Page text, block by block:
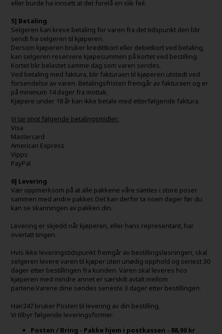
eller burde ha innsett at det forelå en slik feil.
5] Betaling
Selgeren kan kreve betaling for varen fra det tidspunkt den blir
sendt fra selgeren til kjøperen.
Dersom kjøperen bruker kredittkort eller debetkort ved betaling,
kan selgeren reservere kjøpesummen på kortet ved bestilling.
Kortet blir belastet samme dag som varen sendes.
Ved betaling med faktura, blir fakturaen til kjøperen utstedt ved
forsendelse av varen. Betalingsfristen fremgår av fakturaen og er
på minimum 14 dager fra mottak.
Kjøpere under 18 år kan ikke betale med etterfølgende faktura.
Vi tar imot følgende betalingsmidler:
Visa
Mastercard
American Express
Vipps
PayPal
6] Levering
Vær oppmerksom på at alle pakkene våre samles i store poser
sammen med andre pakker. Det kan derfor ta noen dager før du
kan se skanningen av pakken din.
Levering er skjedd når kjøperen, eller hans representant, har
overtatt tingen.
Hvis ikke leveringstidspunkt fremgår av bestillingsløsningen, skal
selgeren levere varen til kjøper uten unødig opphold og senest 30
dager etter bestillingen fra kunden. Varen skal leveres hos
kjøperen med mindre annet er særskilt avtalt mellom
partene.Varene dine sendes seneste 3 dager etter bestillingen.
Hair247 bruker Posten til levering av din bestilling.
Vi tilbyr følgende leveringsformer:
Posten / Bring - Pakke hjem i postkassen - 88,00 kr